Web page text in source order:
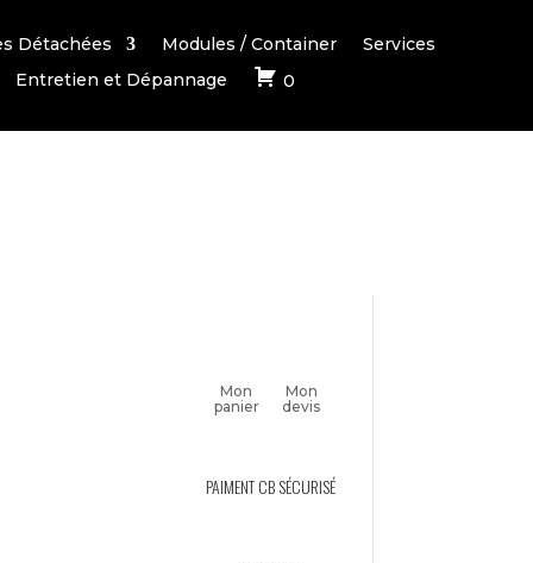
Détachées Modules / Container
Services
Entretien et Dépannage
0
Mon
panier
Mon
devis
PAIMENT CB SÉCURISÉ